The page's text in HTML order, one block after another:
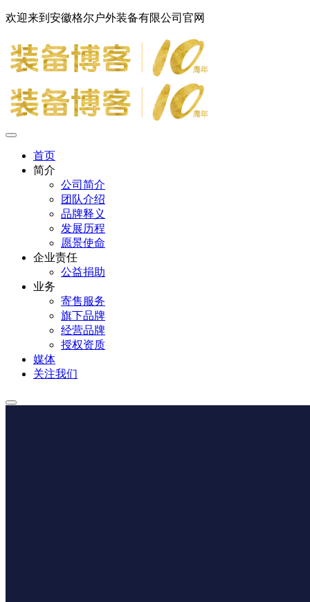
欢迎来到安徽格尔户外装备有限公司官网
首页
简介
公司简介
团队介绍
品牌释义
发展历程
愿景使命
企业责任
公益捐助
业务
寄售服务
旗下品牌
经营品牌
授权资质
媒体
关注我们